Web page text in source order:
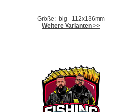
Größe: big - 112x136mm
Weitere Varianten >>